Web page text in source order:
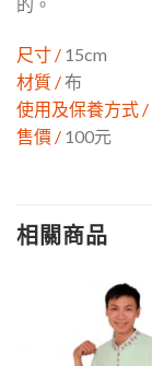
尺寸 / 15cm
材質 /布
使用及保養方式 /
售價 / 100元
相關商品